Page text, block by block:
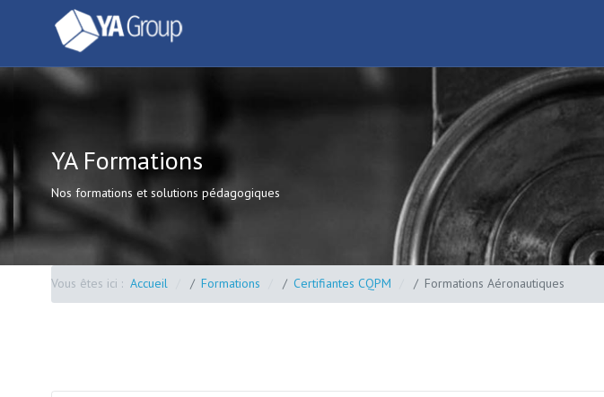
YA Formations
Nos formations et solutions pédagogiques
Vous êtes ici : Accueil Formations Certifiantes CQPM Formations Aéronautiques